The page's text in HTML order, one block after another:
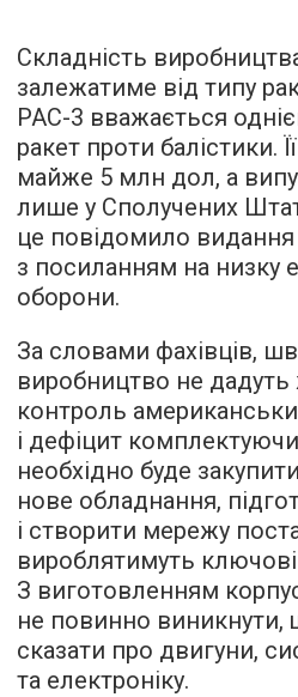
Складність
залежатиме від типу
PAC-3 вважається
ракет проти балістики.
майже 5 млн дол, а
лише у Сполучених
це повідомило
з посиланням на низку
оборони.
За словами фахівців,
виробництво не
контроль
і дефіцит
необхідно буде
нове обладнання,
і створити мережу
вироблятимуть
З виготовленням
не повинно
сказати про двигуни,
та електроніку.